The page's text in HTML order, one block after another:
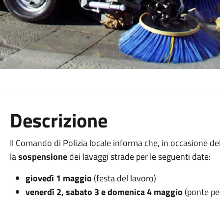
Descrizione
Il Comando di Polizia locale informa che, in occasione
lasospensionedei lavaggi strade per le seguenti date:
giovedì 1 maggio (festa del lavoro)
venerdì 2, sabato 3 e domenica 4 maggio (ponte